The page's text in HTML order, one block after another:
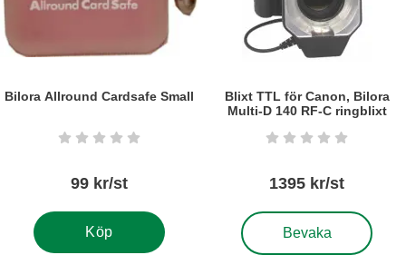
Bilora Allround Cardsafe Small
Art. nr5369 Betyg: 0 stjärnor av 5
99 kr/st
Köp
Blixt TTL för Canon, Bilora
Multi-D 140 RF-C ringblixt
Art. nr5910 Betyg: 0 stjärnor
1395 kr/st
Bevaka
, Blixt TTL för Canon,